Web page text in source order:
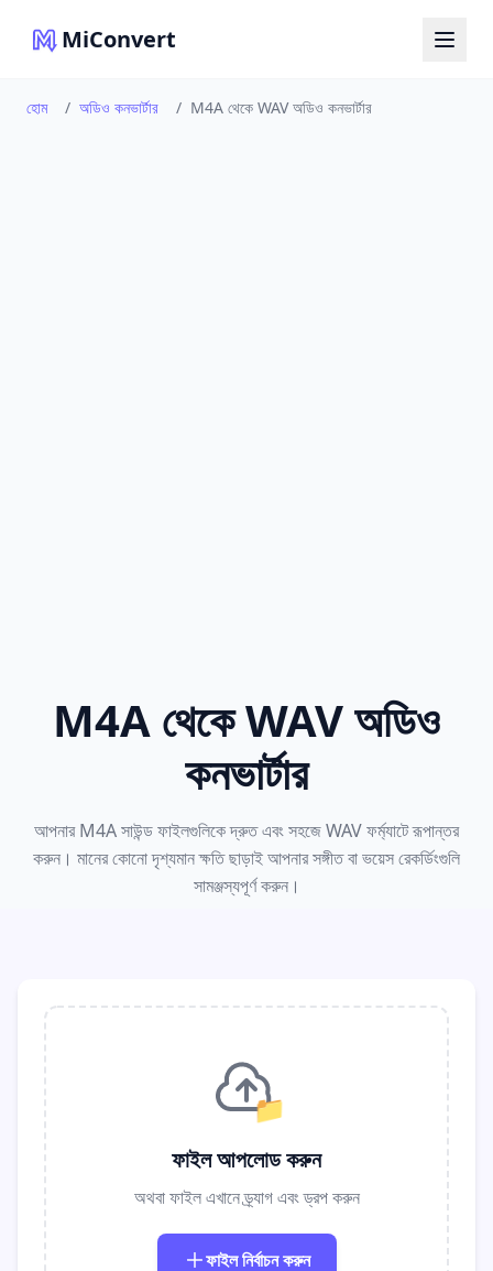
MiConvert
হোম / অডিও কনভার্টার / M4A থেকে WAV অডিও কনভার্টার
M4A থেকে WAV অডিও
কনভার্টার
আপনার M4A সাউন্ড ফাইলগুলিকে দ্রুত এবং সহজে WAV ফর্ম্যাটে রূপান্তর
করুন। মানের কোনো দৃশ্যমান ক্ষতি ছাড়াই আপনার সঙ্গীত বা ভয়েস রেকর্ডিংগুলি
সামঞ্জস্যপূর্ণ করুন।
📁
ফাইল আপলোড করুন
অথবা ফাইল এখানে ড্র্যাগ এবং ড্রপ করুন
ফাইল নির্বাচন করুন